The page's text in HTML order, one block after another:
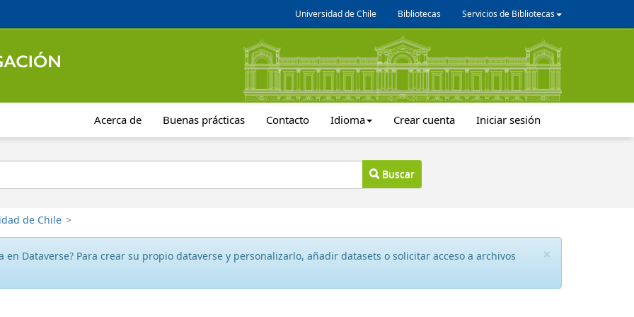
Universidad de Chile Bibliotecas Servicios de Bibliotecas
Acerca de Buenas prácticas Contacto Idioma Crear cuenta Iniciar sesión
Buscar
de Chile >
×
en Dataverse? Para crear su propio dataverse y personalizarlo, añadir datasets o solicitar acceso a archivos